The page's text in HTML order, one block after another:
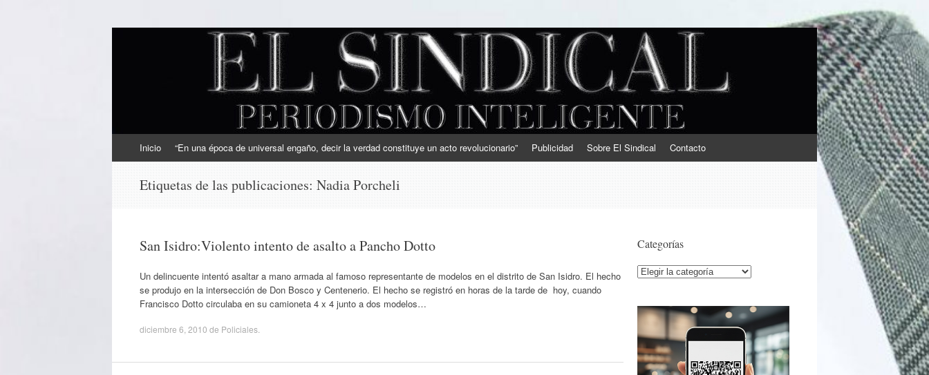
EL SINDICAL
Periodismo Inteligente
al
Inicio “En una época de universal engaño, decir la verdad constituye un acto revolucionario” Publicidad Sobre El Sindical Contacto
Etiquetas de las publicaciones: Nadia Porcheli
San Isidro:Violento intento de asalto a Pancho Dotto
Un delincuente intentó asaltar a mano armada al famoso representante de modelos en el distrito de San Isidro. El hecho
se produjo en la intersección de Don Bosco y Centenerio. El hecho se registró en horas de la tarde de hoy, cuando
Francisco Dotto circulaba en su camioneta 4 x 4 junto a dos modelos…
diciembre 6, 2010 de Policiales
Categorías
Categorías